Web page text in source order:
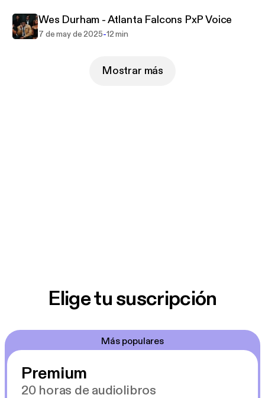
Wes Durham - Atlanta Falcons PxP Voice
7 de may de 2025-12 min
Mostrar más
Elige tu suscripción
Más populares
Premium
20 horas de audiolibros